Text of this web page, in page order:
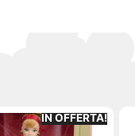
IN OFFERTA!